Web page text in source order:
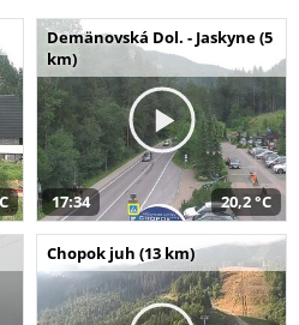
Demänovská Dol. - Jaskyne (5
km)
17:34 20,2 °C
Chopok juh (13 km)